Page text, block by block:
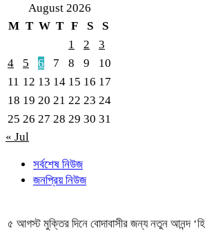
August 2026
M T W T F S
S
1
2
3
4
5 6 7 8 9
10
11 12 13 14 15 16 17
18 19 20 21 22 23 24
25 26 27 28 29 30 31
« Jul
সর্বশেষ নিউজ
জনপ্রিয় নিউজ
৫ আগস্ট মুক্তির দিনে বোদাবাসীর জন্য নতুন আনন্দ